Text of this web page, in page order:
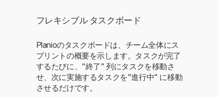
フレキシブル タスクボード
Planioのタスクボードは、チーム全体にス
プリントの概要を示します。タスクが完了
するたびに、"終了" 列にタスクを移動さ
せ、次に実施するタスクを"進行中" に移動
させるだけです。